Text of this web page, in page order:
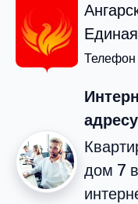
Телефон
адресу
дом 7